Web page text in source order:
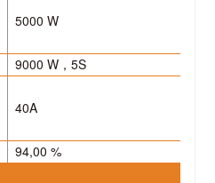
5000 W
9000 W ，5S
40A
94,00 %